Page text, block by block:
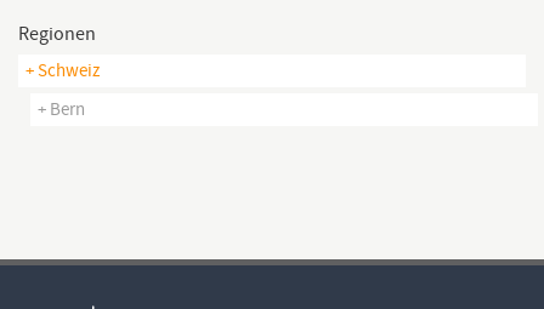
Regionen
+ Schweiz
+ Bern